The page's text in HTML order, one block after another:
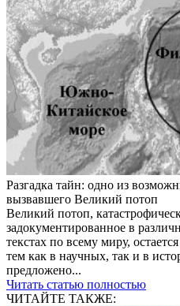
Разгадка тайн: одно из
вызвавшего Великий потоп
Великий потоп,
задокументированное в
текстах по всему миру,
тем как в научных, так и в
предложено...
Читать статью полностью
ЧИТАЙТЕ ТАКЖЕ: